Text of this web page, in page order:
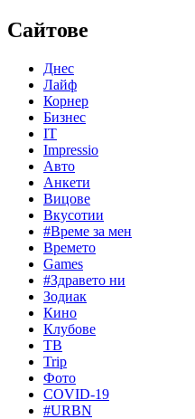
Сайтове
Днес
Лайф
Корнер
Бизнес
IT
Impressio
Авто
Анкети
Вицове
Вкусотии
#Време за мен
Времето
Games
#Здравето ни
Зодиак
Кино
Клубове
ТВ
Trip
Фото
COVID-19
#URBN